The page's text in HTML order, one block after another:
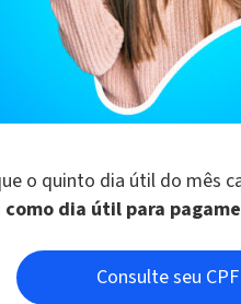
o quinto dia útil do mês
dia útil para
Consulte seu CPF